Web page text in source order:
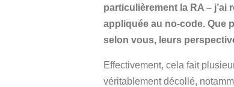
particulièrement la RA –
appliquée au no-code. Que
selon vous, leurs
Effectivement, cela fait
véritablement décollé,